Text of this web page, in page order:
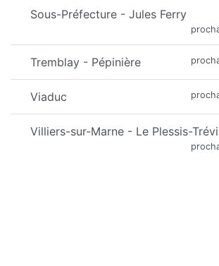
Sous-Préfecture - Jules Ferry
Tremblay - Pépinière
Viaduc
Villiers-sur-Marne - Le Plessis-